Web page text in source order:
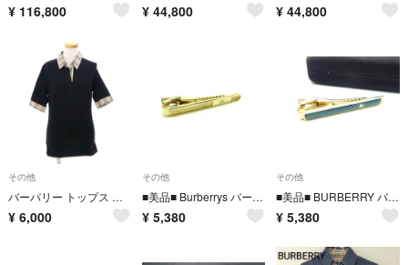
¥ 116,800 ¥ 44,800 ¥ 44,800
その他
バーバリー トップス 【Bランク】【中古】
¥ 6,000
その他
■美品■ Burberrys バーバリーズ タイクリップ ネクタイピン アクセサリー メンズ ゴールド系 DP4280
¥ 5,380
その他
■美品■ BURBERRY バーバリー タイクリップ ネクタイピン アクセサリー メンズ ネイビー系×ゴールド系 DP4255
¥ 5,380